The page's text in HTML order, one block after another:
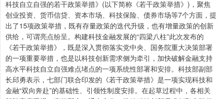
科技自立自强的若干政策举措》(以下简称《若干政策举措》)，聚焦
创业投资、货币信贷、资本市场、科技保险、债券市场等7个方面，提
出了15项政策举措，既有存量政策的迭代升级，也有增量政策的创新
供给，可谓亮点纷呈。构建科技金融发展的“四梁八柱”此次发布的
《若干政策举措》，既是深入贯彻落实党中央、国务院重大决策部署
的一项重要举措，也是以科技创新需求侧为牵引，加快破解金融支持
高水平科技自立自强难点堵点的一项系统性部署和安排。科技部副部
长邱勇表示，七部门联合印发的《若干政策举措》是一项实现科技和
金融“双向奔赴”的基础性、引领性制度安排。在起草过程中，各相关